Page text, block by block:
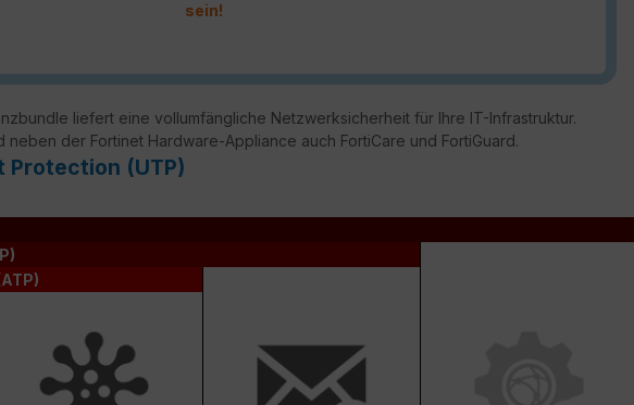
sein!
liefert eine vollumfängliche Netzwerksicherheit für Ihre IT-Infrastruktur.
neben der Fortinet Hardware-Appliance auch FortiCare und FortiGuard.
Protection (UTP)